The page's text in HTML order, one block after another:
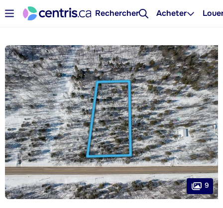
Rechercher Acheter
9